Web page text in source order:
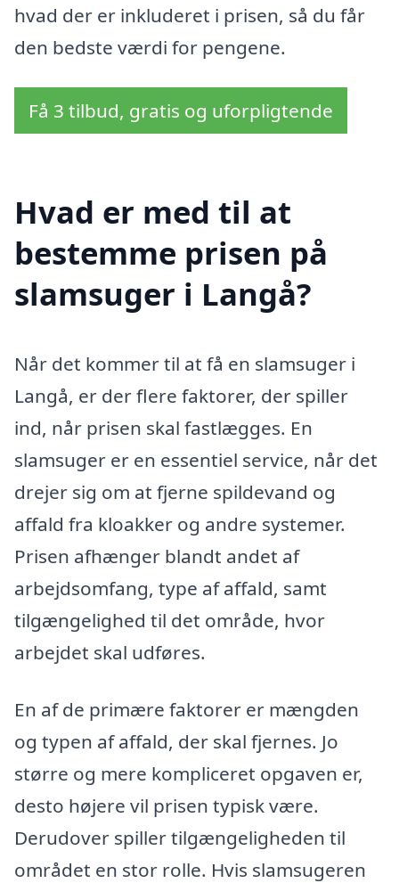
hvad der er inkluderet i prisen, så du får
den bedste værdi for pengene.
Få 3 tilbud, gratis og uforpligtende
Hvad er med til at
bestemme prisen på
slamsuger i Langå?
Når det kommer til at få en slamsuger i
Langå, er der flere faktorer, der spiller
ind, når prisen skal fastlægges. En
slamsuger er en essentiel service, når det
drejer sig om at fjerne spildevand og
affald fra kloakker og andre systemer.
Prisen afhænger blandt andet af
arbejdsomfang, type af affald, samt
tilgængelighed til det område, hvor
arbejdet skal udføres.
En af de primære faktorer er mængden
og typen af affald, der skal fjernes. Jo
større og mere kompliceret opgaven er,
desto højere vil prisen typisk være.
Derudover spiller tilgængeligheden til
området en stor rolle. Hvis slamsugeren